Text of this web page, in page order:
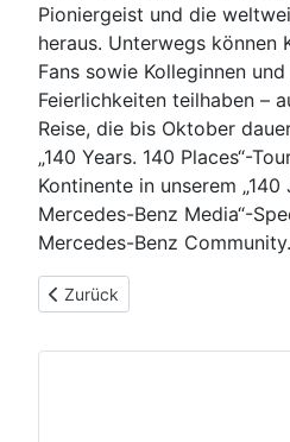
Pioniergeist und die
heraus. Unterwegs können
Fans sowie Kolleginnen
Feierlichkeiten teilhaben –
Reise, die bis Oktober
„140 Years. 140 Places“-
Kontinente in unserem „140
Mercedes-Benz Media“-
Mercedes-Benz Community.
Vorheriger Beitrag: 2026-03-
Zurück